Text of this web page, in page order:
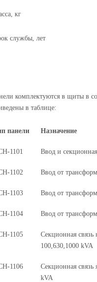
кг
службы, лет
комплектуются в щиты в
в таблице:
панели Назначение
1101 Ввод и
1102 Ввод от
1103 Ввод от
1104 Ввод от
1105
Секционная связь
100,630,1000 kVA
1106
Секционная связь
kVA